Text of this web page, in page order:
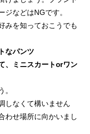
などはNGです。
みを知っておこうでも
なパンツ
、ミニスカートorワン
。
しなくて構いません
わせ場所に向かいまし